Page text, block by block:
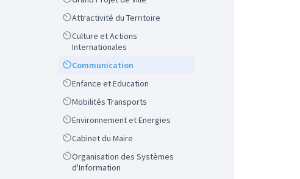
ScopeAttractivité du Territoire
Scope
Culture et Actions
Internationales
ScopeCommunication
ScopeEnfance et Education
ScopeMobilités Transports
ScopeEnvironnement et Energies
ScopeCabinet du Maire
Scope
Organisation des Systèmes
d'Information